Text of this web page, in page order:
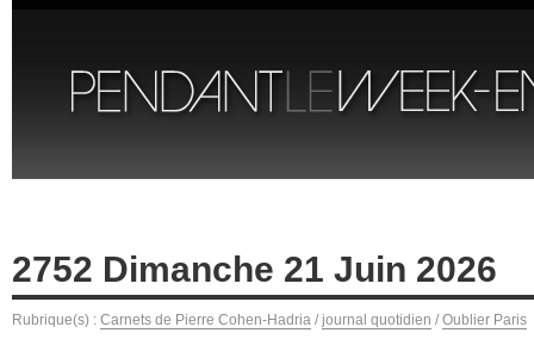
2752 Dimanche 21 Juin 2026
Rubrique(s) : Carnets de Pierre Cohen-Hadria / journal quotidien / Oublier Paris